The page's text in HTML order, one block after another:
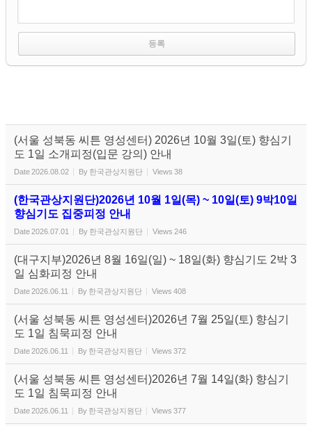
(서울 성북동 씨튼 영성센터) 2026년 10월 3일(토) 향심기
도 1일 소개피정(입문 강의) 안내
Date2026.08.02 By 한국관상지원단 Views 38
(한국관상지원단)2026년 10월 1일(목) ~ 10일(토) 9박10일
향심기도 집중피정 안내
Date2026.07.01 By 한국관상지원단 Views 246
(대구지부)2026년 8월 16일(일) ~ 18일(화) 향심기도 2박 3
일 심화피정 안내
Date2026.06.11 By 한국관상지원단 Views 408
(서울 성북동 씨튼 영성센터)2026년 7월 25일(토) 향심기
도 1일 침묵피정 안내
Date2026.06.11 By 한국관상지원단 Views 372
(서울 성북동 씨튼 영성센터)2026년 7월 14일(화) 향심기
도 1일 침묵피정 안내
Date2026.06.11 By 한국관상지원단 Views 377